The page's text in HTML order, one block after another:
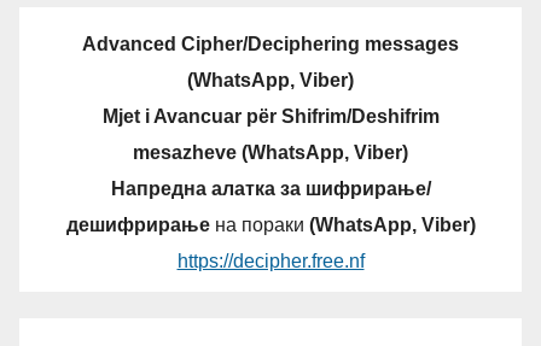
Advanced Cipher/Deciphering messages
(WhatsApp, Viber)
Mjet i Avancuar për Shifrim/Deshifrim
mesazheve (WhatsApp, Viber)
Напредна алатка за шифрирање/
дешифрирањена пораки (WhatsApp, Viber)
https://decipher.free.nf